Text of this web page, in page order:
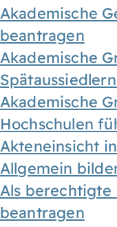
Akademische
beantragen
Akademische
Akademische
Hochschulen
Akteneinsicht
Allgemein
Als berechtigte
beantragen